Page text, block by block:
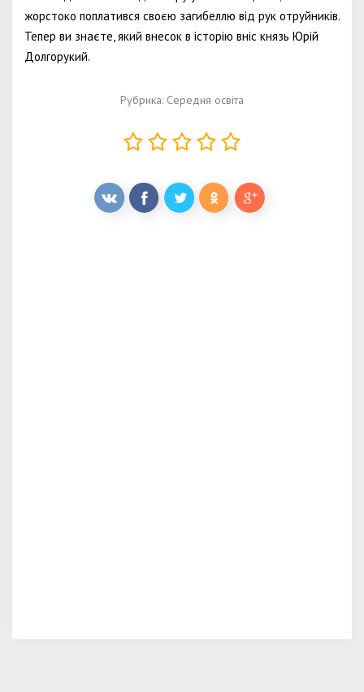
Рубрика: Середня освіта
жорстоко поплатився своєю загибеллю від рук отруйників.
Тепер ви знаєте, який внесок в історію вніс князь Юрій
Долгорукий.